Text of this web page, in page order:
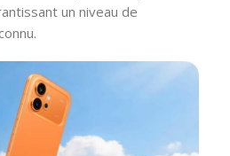
un niveau de